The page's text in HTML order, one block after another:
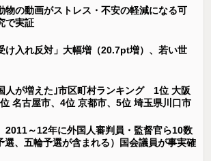
物の動画がストレス・不安の軽減になる可
で実証
け入れ反対」大幅増（20.7pt増）、若い世
人が増えた｣市区町村ランキング 1位 大阪
名古屋市、4位 京都市、5位 埼玉県川口市
～12年に外国人審判員・監督官ら10数
選、五輪予選が含まれる）国会議員が事実確